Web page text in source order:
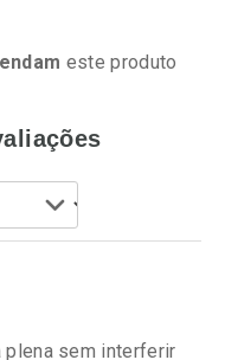
Desconto
Comprar sem Desconto
R$ 20,24/cada
este produto
plena sem interferir